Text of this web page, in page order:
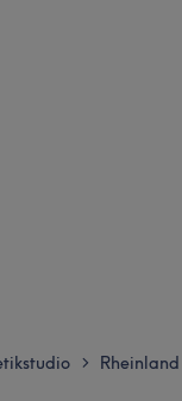
> Rheinland